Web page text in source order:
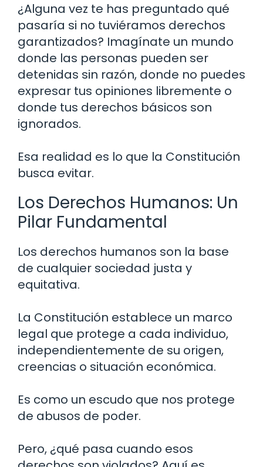
¿Alguna vez te has preguntado qué
pasaría si no tuviéramos derechos
garantizados? Imagínate un mundo
donde las personas pueden ser
detenidas sin razón, donde no puedes
expresar tus opiniones libremente o
donde tus derechos básicos son
ignorados.
Esa realidad es lo que la Constitución
busca evitar.
Los Derechos Humanos: Un
Pilar Fundamental
Los derechos humanos son la base
de cualquier sociedad justa y
equitativa.
La Constitución establece un marco
legal que protege a cada individuo,
independientemente de su origen,
creencias o situación económica.
Es como un escudo que nos protege
de abusos de poder.
Pero, ¿qué pasa cuando esos